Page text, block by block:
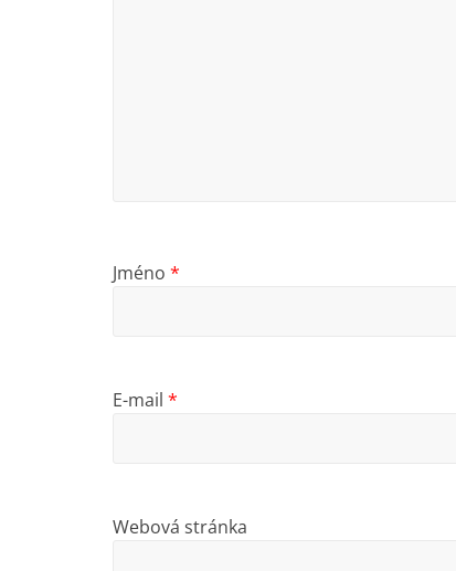
Jméno *
E-mail *
Webová stránka